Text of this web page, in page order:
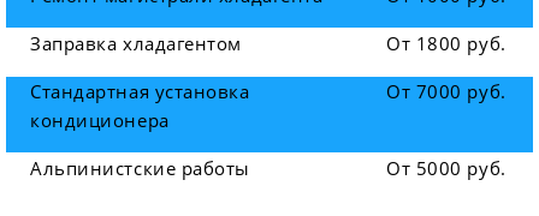
Заправка хладагентом
От 1800 руб.
Стандартная установка
кондиционера
От 7000 руб.
Альпинистские работы От 5000 руб.